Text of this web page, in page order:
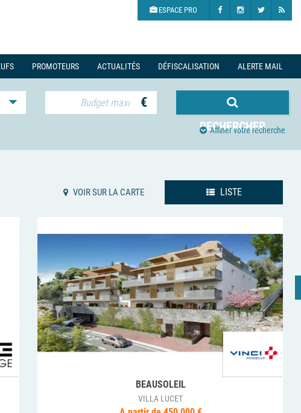
ESPACE PRO
PROMOTEURS ACTUALITÉS DÉFISCALISATION ALERTE MAIL
€
RECHERCHER
Affiner votre recherche
VOIR SUR LA CARTE LISTE
BEAUSOLEIL
VILLA LUCET